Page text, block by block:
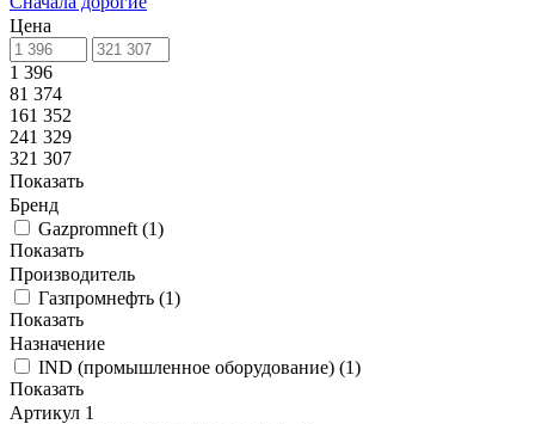
Цена
1 396
81 374
161 352
241 329
321 307
Показать
Бренд
Gazpromneft (1)
Показать
Производитель
Газпромнефть (1)
Показать
Назначение
IND (промышленное оборудование) (1)
Показать
Артикул 1